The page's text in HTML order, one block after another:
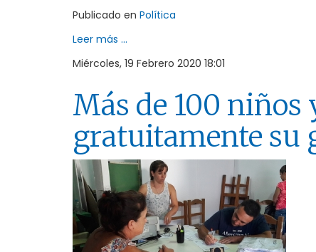
Publicado en Política
Leer más ...
Miércoles, 19 Febrero 2020 18:01
Más de 100
gratuitamente su